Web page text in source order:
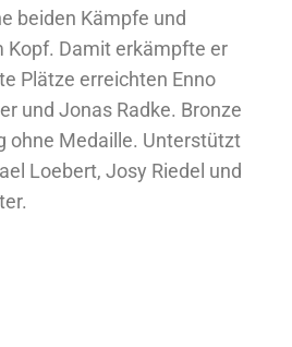
beiden Kämpfe und
Kopf. Damit erkämpfte er
Plätze erreichten Enno
und Jonas Radke. Bronze
ohne Medaille. Unterstützt
Loebert, Josy Riedel und